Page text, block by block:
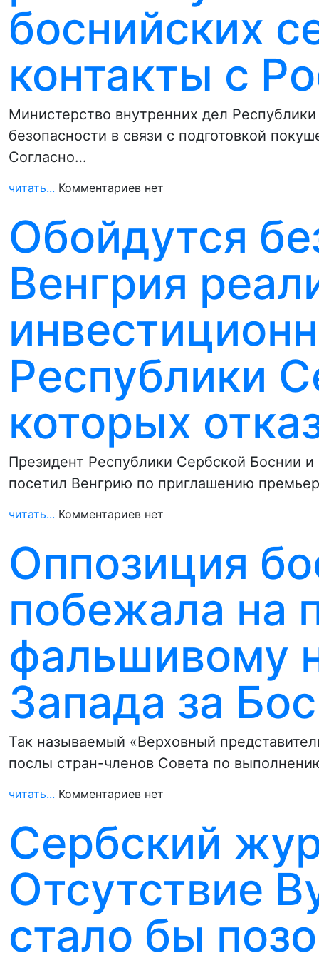
боснийских
контакты с
Министерство внутренних дел
безопасности в связи с подготовкой
Согласно…
читать... Комментариев нет
Обойдутся
Венгрия
Республики
которых
Президент Республики Сербской Боснии
посетил Венгрию по приглашению
читать... Комментариев нет
Оппозиция
побежала на
фальшивому
Запада за
Так называемый «Верховный
послы стран-членов Совета по
читать... Комментариев нет
Сербский
Отсутствие
стало бы